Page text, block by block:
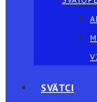
SVÄTCI